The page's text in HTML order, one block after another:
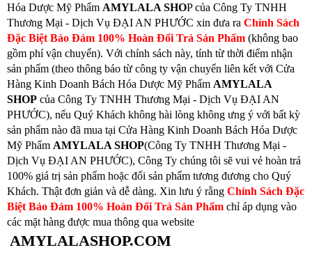
Hóa Dược Mỹ Phẩm AMYLALA SHOP của Công Ty TNHH
Thương Mại - Dịch Vụ ĐẠI AN PHƯỚC xin đưa ra Chính Sách
Đặc Biệt Bảo Đảm 100% Hoàn Đổi Trả Sản Phẩm (không bao
gồm phí vận chuyển). Với chính sách này, tính từ thời điểm nhận
sản phẩm (theo thông báo từ công ty vận chuyển liên kết với Cửa
Hàng Kinh Doanh Bách Hóa Dược Mỹ Phẩm AMYLALA
SHOP của Công Ty TNHH Thương Mại - Dịch Vụ ĐẠI AN
PHƯỚC), nếu Quý Khách không hài lòng không ưng ý với bất kỳ
sản phẩm nào đã mua tại Cửa Hàng Kinh Doanh Bách Hóa Dược
Mỹ Phẩm AMYLALA SHOP(Công Ty TNHH Thương Mại -
Dịch Vụ ĐẠI AN PHƯỚC), Công Ty chúng tôi sẽ vui vẻ hoàn trả
100% giá trị sản phẩm hoặc đổi sản phẩm tương đương cho Quý
Khách. Thật đơn giản và dễ dàng. Xin lưu ý rằng Chính Sách Đặc
Biệt Bảo Đảm 100% Hoàn Đổi Trả Sản Phẩm chỉ áp dụng vào
các mặt hàng được mua thông qua website
AMYLALASHOP.COM